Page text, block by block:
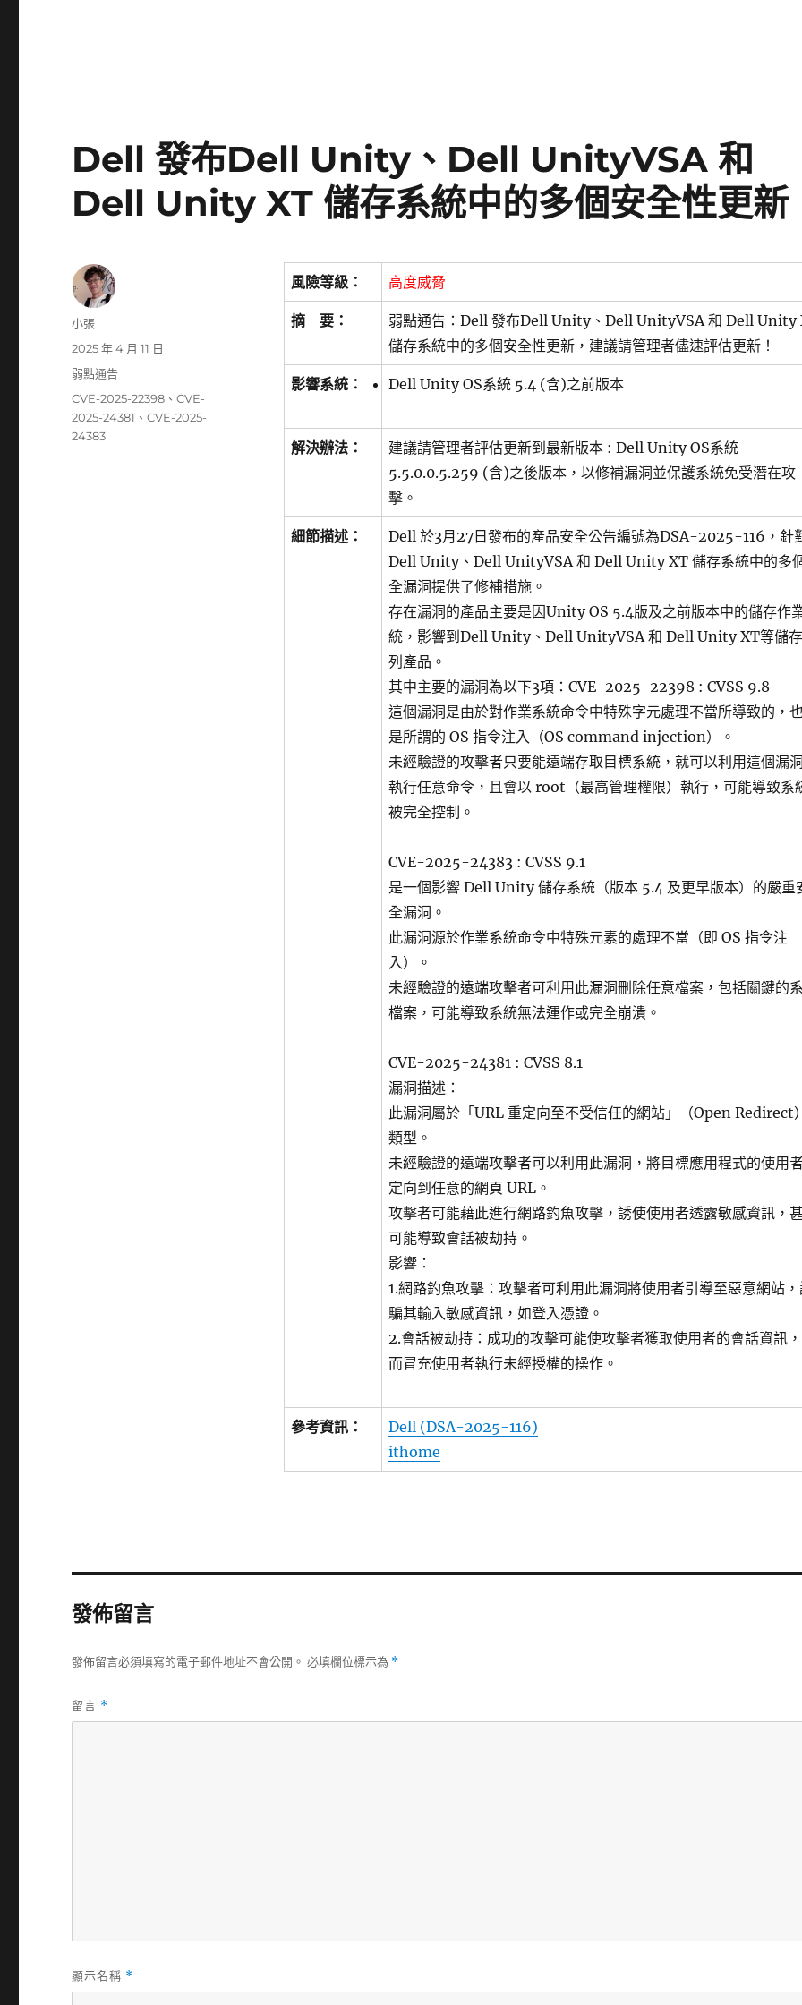
Dell 發布Dell Unity、Dell UnityVSA 和
Dell Unity XT 儲存系統中的多個安全性更新
風險等級： 高度威脅
摘 要：
弱點通告：Dell 發布Dell Unity、Dell UnityVSA 和 Dell Unity
儲存系統中的多個安全性更新，建議請管理者儘速評估更新！
影響系統： Dell Unity OS系統 5.4 (含)之前版本
解決辦法：
建議請管理者評估更新到最新版本 : Dell Unity OS系統
5.5.0.0.5.259 (含)之後版本，以修補漏洞並保護系統免受潛在攻
擊。
細節描述：
Dell 於3月27日發布的產品安全公告編號為DSA-2025-116，針
Dell Unity、Dell UnityVSA 和 Dell Unity XT 儲存系統中的多
全漏洞提供了修補措施。
存在漏洞的產品主要是因Unity OS 5.4版及之前版本中的儲存作
統，影響到Dell Unity、Dell UnityVSA 和 Dell Unity XT等儲
列產品。
其中主要的漏洞為以下3項：CVE-2025-22398 : CVSS 9.8
這個漏洞是由於對作業系統命令中特殊字元處理不當所導致的，
是所謂的 OS 指令注入（OS command injection）。
未經驗證的攻擊者只要能遠端存取目標系統，就可以利用這個漏
執行任意命令，且會以 root（最高管理權限）執行，可能導致系
被完全控制。
CVE-2025-24383 : CVSS 9.1
是一個影響 Dell Unity 儲存系統（版本 5.4 及更早版本）的嚴重
全漏洞。
此漏洞源於作業系統命令中特殊元素的處理不當（即 OS 指令注
入）。
未經驗證的遠端攻擊者可利用此漏洞刪除任意檔案，包括關鍵的
檔案，可能導致系統無法運作或完全崩潰。
CVE-2025-24381 : CVSS 8.1
漏洞描述：
此漏洞屬於「URL 重定向至不受信任的網站」（Open Redirect）
類型。
未經驗證的遠端攻擊者可以利用此漏洞，將目標應用程式的使用
定向到任意的網頁 URL。
攻擊者可能藉此進行網路釣魚攻擊，誘使使用者透露敏感資訊，
可能導致會話被劫持。
影響：
1.網路釣魚攻擊：攻擊者可利用此漏洞將使用者引導至惡意網站
騙其輸入敏感資訊，如登入憑證。
2.會話被劫持：成功的攻擊可能使攻擊者獲取使用者的會話資訊
而冒充使用者執行未經授權的操作。
參考資訊：
Dell (DSA-2025-116)
ithome
作
小張
發
佈
期:
2025 年 4 月 11 日
分
弱點通告
標
籤
CVE-2025-22398 、CVE-
2025-24381 、CVE-2025-
24383
發佈留言
發佈留言必須填寫的電子郵件地址不會公開。 必填欄位標示為 *
留言 *
顯示名稱 *